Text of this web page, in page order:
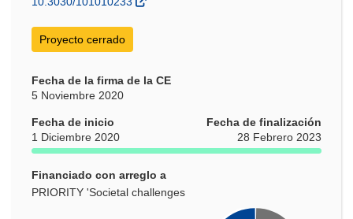
Proyecto cerrado
Fecha de la firma de la CE
5 Noviembre 2020
Fecha de inicio
1 Diciembre 2020
Fecha de finalización
28 Febrero 2023
Financiado con arreglo a
PRIORITY 'Societal challenges